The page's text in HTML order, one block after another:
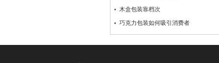
木盒包装靠档次
巧克力包装如何吸引消费者